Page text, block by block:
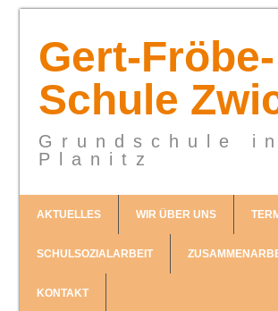
Gert-Fröbe-
Schule
Grundschule in
Planitz
AKTUELLES WIR ÜBER UNS
SCHULSOZIALARBEIT
KONTAKT